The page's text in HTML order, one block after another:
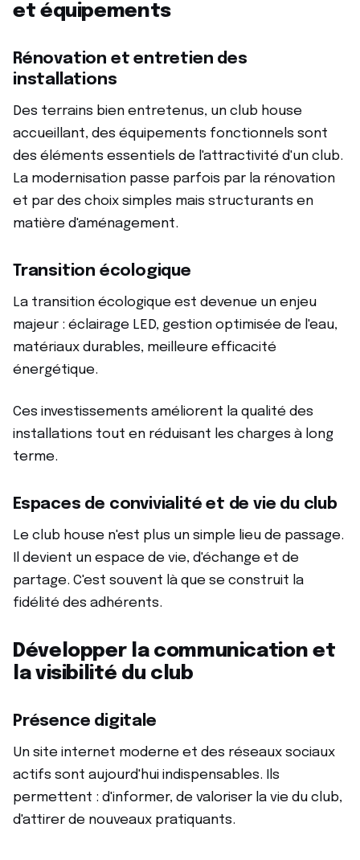
et équipements
Rénovation et entretien des
installations
Des terrains bien entretenus, un club house
accueillant, des équipements fonctionnels sont
des éléments essentiels de l'attractivité d'un club.
La modernisation passe parfois par la rénovation
et par des choix simples mais structurants en
matière d'aménagement.
Transition écologique
La transition écologique est devenue un enjeu
majeur : éclairage LED, gestion optimisée de l'eau,
matériaux durables, meilleure efficacité
énergétique.
Ces investissements améliorent la qualité des
installations tout en réduisant les charges à long
terme.
Espaces de convivialité et de vie du club
Le club house n'est plus un simple lieu de passage.
Il devient un espace de vie, d'échange et de
partage. C'est souvent là que se construit la
fidélité des adhérents.
Développer la communication et
la visibilité du club
Présence digitale
Un site internet moderne et des réseaux sociaux
actifs sont aujourd'hui indispensables. Ils
permettent : d'informer, de valoriser la vie du club,
d'attirer de nouveaux pratiquants.